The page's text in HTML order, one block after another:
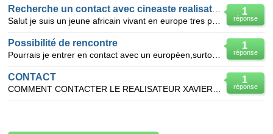
1
réponse
1
réponse
Possibilité de rencontre
1
réponse
CONTACT